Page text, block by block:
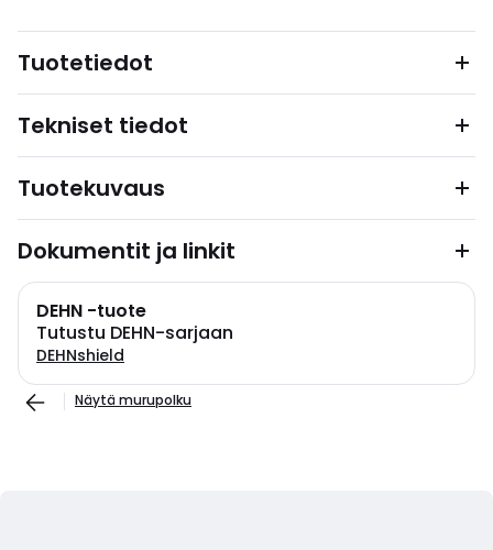
Tuotetiedot
Tekniset tiedot
Tuotekuvaus
Dokumentit ja linkit
DEHN -tuote
Tutustu DEHN-sarjaan
DEHNshield
Näytä murupolku